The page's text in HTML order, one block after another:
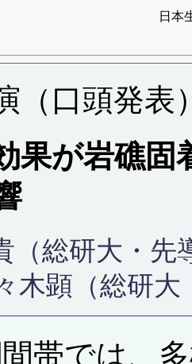
日本
（口頭発表
果が岩礁固
（総研大・先
木顕（総研大
帯では、